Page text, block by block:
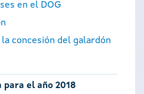
en el DOG
la concesión del galardón
para el año 2018